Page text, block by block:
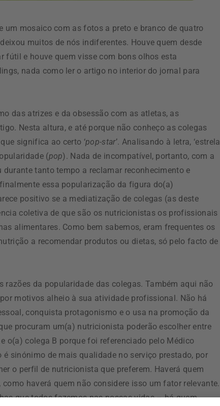
um mosaico com as fotos a preto e branco de quatro
muitos de nós indiferentes. Houve quem desde
fútil e houve quem visse com bons olhos esta
nada como ler o artigo no interior do jornal para
das atrizes e da obsessão com as atletas, as
Nesta altura, e até porque não conheço as colegas
significa ao certo ‘pop-star’. Analisando à letra, ‘estrela
(pop). Nada de incompatível, portanto, com a
tanto tempo a reclamar reconhecimento e
essa popularização da figura do(a)
positivo se a mediatização de colegas (as deste
coletiva de que são os nutricionistas os profissionais
alimentares. Como bem sabemos, eram frequentes os
a recomendar produtos ou dietas, só pelo facto de
da popularidade das colegas. Também aqui não
motivos alheio à sua atividade profissional. Não há
conquista protagonismo e o usa na promoção da
procuram um(a) nutricionista poderão escolher entre
o(a) colega B porque foi referenciado pelo Médico
sinónimo de mais qualidade no serviço prestado, por
o perfil de nutricionista que preferem. Haverá quem
haverá quem não considere isso um fator relevante.
que todos fazemos nas nossas vidas – há quem